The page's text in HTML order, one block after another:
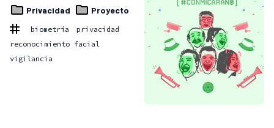
Privacidad Proyecto
biometría
privacidad
reconocimiento facial
vigilancia